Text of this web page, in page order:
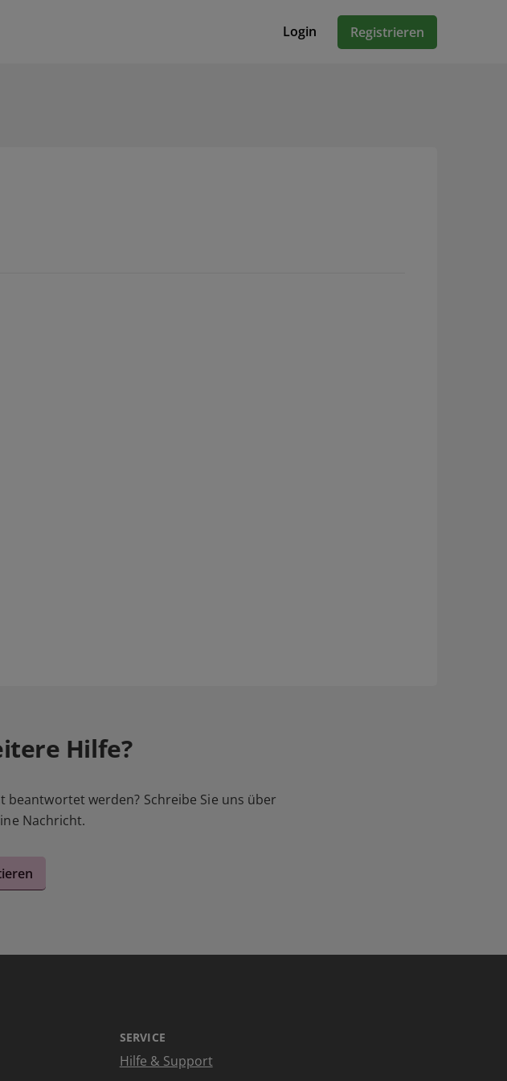
Login Registrieren
Hilfe?
beantwortet werden? Schreibe Sie uns über
Nachricht.
SERVICE
Hilfe & Support